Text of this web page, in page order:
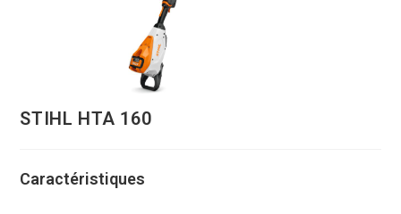
STIHL HTA 160
Caractéristiques